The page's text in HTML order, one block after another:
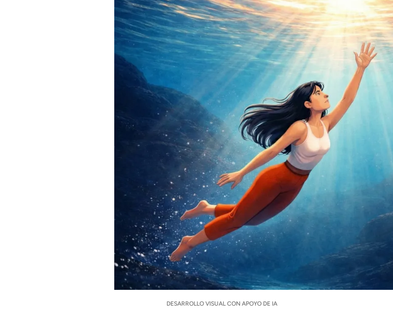
Pon tu lupa sobre lo
DESARROLLO VISUAL CON APOYO DE IA